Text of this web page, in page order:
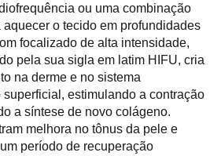
ou uma combinação
o tecido em profundidades
focalizado de alta intensidade,
pela sua sigla em latim HIFU, cria
na derme e no sistema
estimulando a contração
a síntese de novo colágeno.
melhora no tônus da pele e
período de recuperação